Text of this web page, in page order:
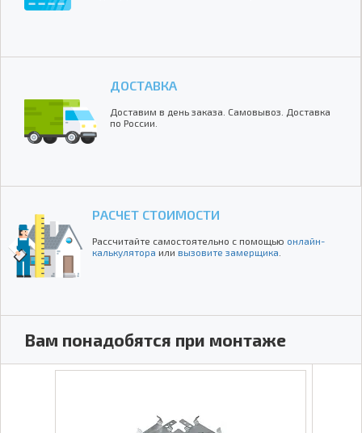
ДОСТАВКА
Доставим в день заказа. Самовывоз. Доставка
по России.
РАСЧЕТ СТОИМОСТИ
Рассчитайте самостоятельно с помощью онлайн-
калькулятора или вызовите замерщика
Вам понадобятся при монтаже